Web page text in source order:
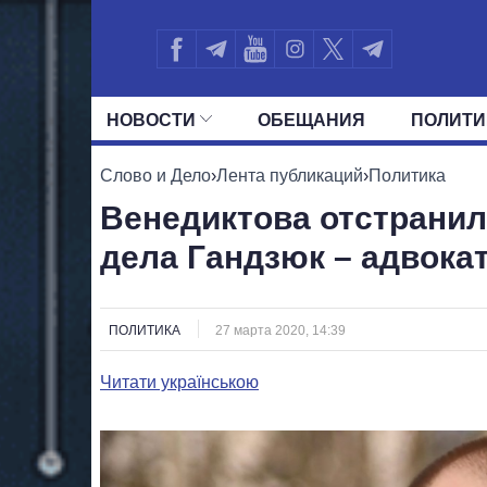
НОВОСТИ ОБЕЩАНИЯ
ВСЕ ПОЛИТИКИ ПРЕЗИДЕНТ И
Слово и Дело›Лента публикаций›Политика
Венедиктова
дела Гандзюк –
ПОЛИТИКА 27 марта 2020, 14:39
Читати українською